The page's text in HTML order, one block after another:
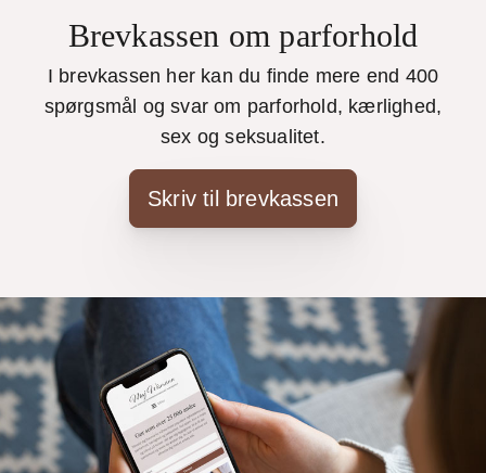
Brevkassen om parforhold
I brevkassen her kan du finde mere end 400
spørgsmål og svar om parforhold, kærlighed,
sex og seksualitet.
Skriv til brevkassen